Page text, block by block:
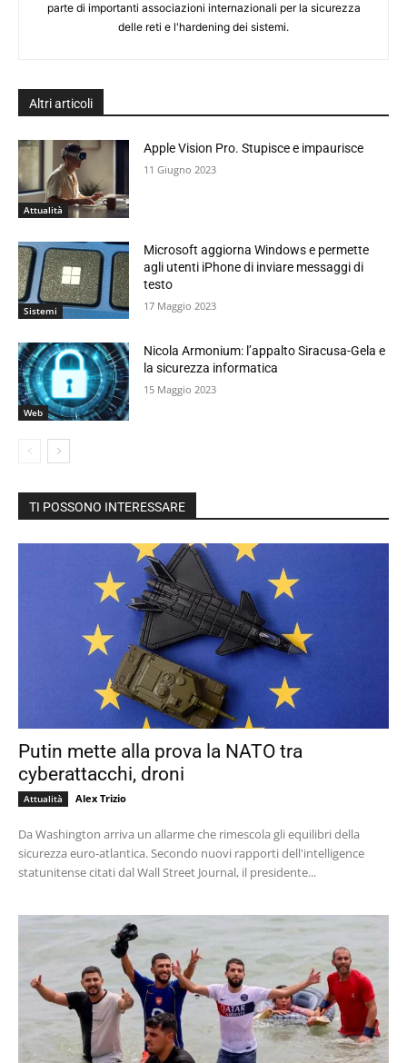
parte di importanti associazioni internazionali per la sicurezza
delle reti e l'hardening dei sistemi.
Altri articoli
Attualità
Apple Vision Pro. Stupisce e impaurisce
11 Giugno 2023
Sistemi
Microsoft aggiorna Windows e permette
agli utenti iPhone di inviare messaggi di
testo
17 Maggio 2023
Web
Nicola Armonium: l’appalto Siracusa-Gela e
la sicurezza informatica
15 Maggio 2023
TI POSSONO INTERESSARE
Putin mette alla prova la NATO tra
cyberattacchi, droni
Attualità Alex Trizio
Da Washington arriva un allarme che rimescola gli equilibri della
sicurezza euro-atlantica. Secondo nuovi rapporti dell'intelligence
statunitense citati dal Wall Street Journal, il presidente...